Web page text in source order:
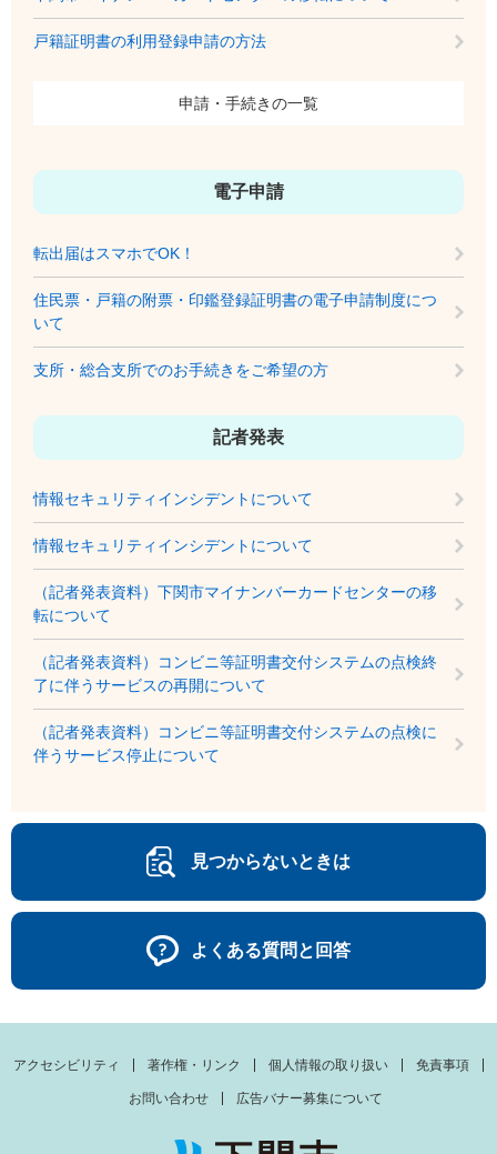
戸籍証明書の利用登録申請の方法
申請・手続きの一覧
電子申請
転出届はスマホでOK！
住民票・戸籍の附票・印鑑登録証明書の電子申請制度につ
いて
支所・総合支所でのお手続きをご希望の方
記者発表
情報セキュリティインシデントについて
情報セキュリティインシデントについて
（記者発表資料）下関市マイナンバーカードセンターの移
転について
（記者発表資料）コンビニ等証明書交付システムの点検終
了に伴うサービスの再開について
（記者発表資料）コンビニ等証明書交付システムの点検に
伴うサービス停止について
見つからないときは
よくある質問と回答
アクセシビリティ 著作権・リンク 個人情報の取り扱い 免責事項
お問い合わせ 広告バナー募集について